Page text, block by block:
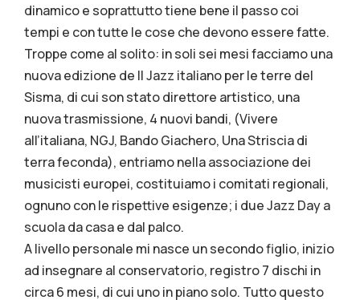
dinamico e soprattutto tiene bene il passo coi
tempi e con tutte le cose che devono essere fatte.
Troppe come al solito: in soli sei mesi facciamo una
nuova edizione de Il Jazz italiano per le terre del
Sisma, di cui son stato direttore artistico, una
nuova trasmissione, 4 nuovi bandi, (Vivere
all’italiana, NGJ, Bando Giachero, Una Striscia di
terra feconda), entriamo nella associazione dei
musicisti europei, costituiamo i comitati regionali,
ognuno con le rispettive esigenze; i due Jazz Day a
scuola da casa e dal palco.
A livello personale mi nasce un secondo figlio, inizio
ad insegnare al conservatorio, registro 7 dischi in
circa 6 mesi, di cui uno in piano solo. Tutto questo